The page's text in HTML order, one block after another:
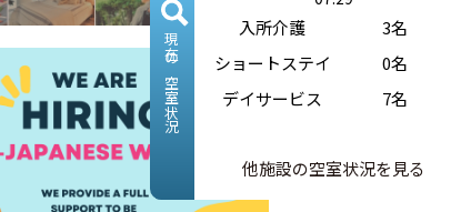
現在の空室状況
入所介護
3名
ショートステイ
0名
デイサービス
7名
他施設の空室状況を見る